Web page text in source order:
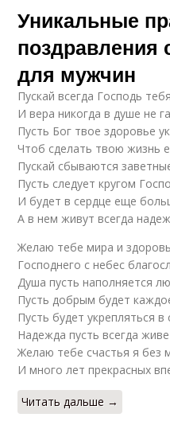
Уникальные
поздравления
для мужчин
Пускай всегда Господь
И вера никогда в душе не
Пусть Бог твое здоровье
Чтоб сделать твою жизнь
Пускай сбываются
Пусть следует кругом
И будет в сердце еще
А в нем живут всегда
Желаю тебе мира и
Господнего с небес
Душа пусть наполняется
Пусть добрым будет
Пусть будет укрепляться в
Надежда пусть всегда
Желаю тебе счастья я без
И много лет прекрасных
Читать дальше →